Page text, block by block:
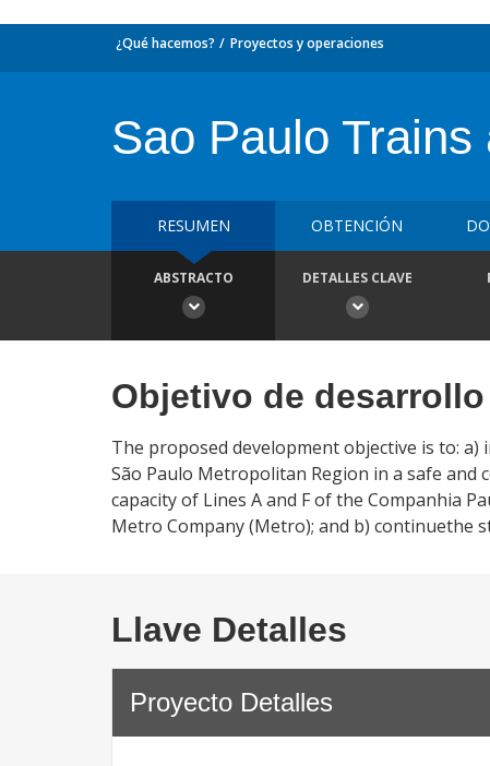
¿Qué hacemos? Proyectos y operaciones
Sao Paulo
RESUMEN OBTENCIÓN
ABSTRACTO DETALLES CLAVE
Objetivo de desarrollo
The proposed development objective is to:
São Paulo Metropolitan Region in a safe
capacity of Lines A and F of the Companhia
Metro Company (Metro); and b) continuethe
Llave Detalles
Proyecto Detalles